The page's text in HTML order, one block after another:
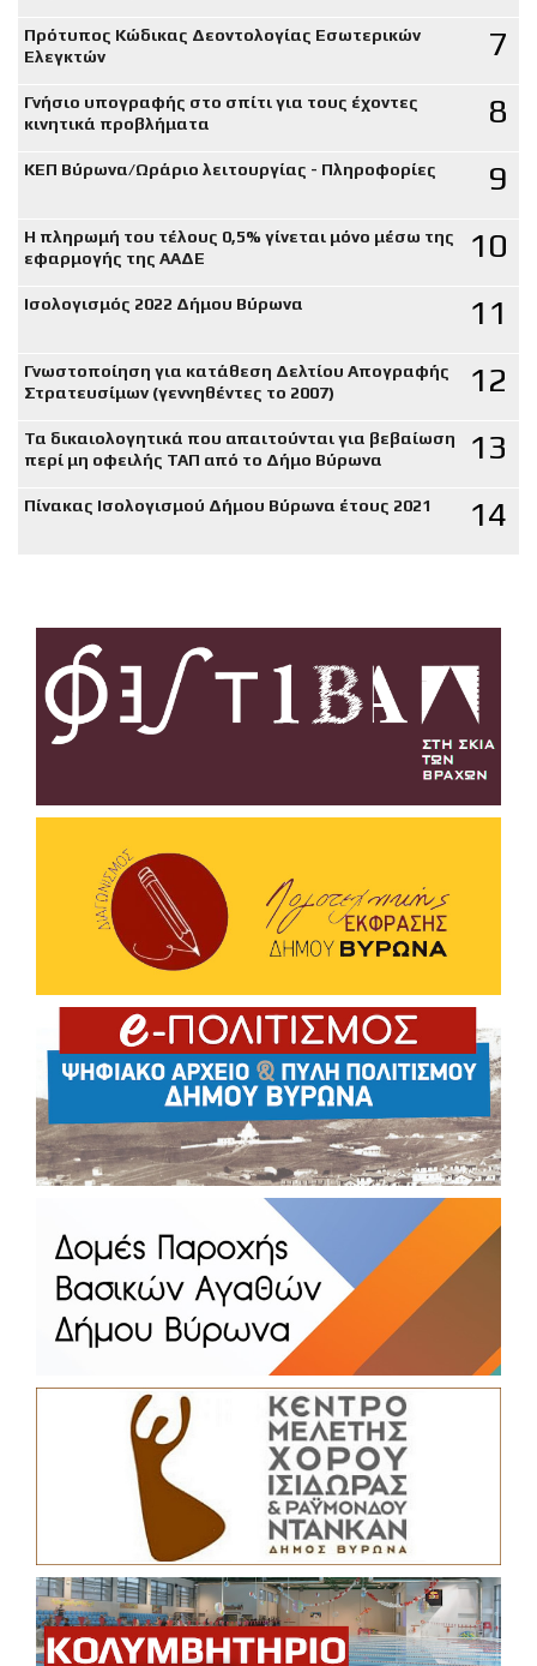
Πρότυπος Κώδικας Δεοντολογίας Εσωτερικών
Ελεγκτών
7
Γνήσιο υπογραφής στο σπίτι για τους έχοντες
κινητικά προβλήματα
8
ΚΕΠ Βύρωνα/Ωράριο λειτουργίας - Πληροφορίες 9
Η πληρωμή του τέλους 0,5% γίνεται μόνο μέσω της
εφαρμογής της ΑΑΔΕ
10
Ισολογισμός 2022 Δήμου Βύρωνα 11
Γνωστοποίηση για κατάθεση Δελτίου Απογραφής
Στρατευσίμων (γεννηθέντες το 2007)
12
Τα δικαιολογητικά που απαιτούνται για βεβαίωση
περί μη οφειλής ΤΑΠ από το Δήμο Βύρωνα
13
Πίνακας Ισολογισμού Δήμου Βύρωνα έτους 2021 14